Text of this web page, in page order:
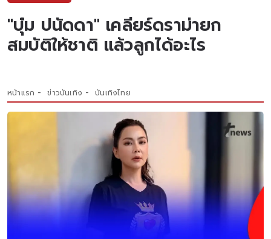
"บุ๋ม ปนัดดา" เคลียร์ดราม่ายก
สมบัติให้ชาติ แล้วลูกได้อะไร
หน้าแรก ข่าวบันเทิง บันเทิงไทย